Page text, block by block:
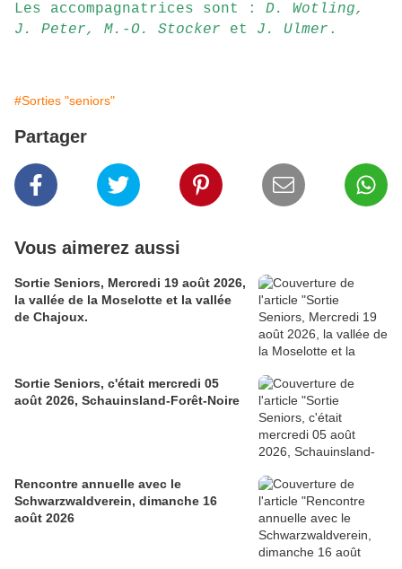
Les accompagnatrices sont : D. Wotling,
J. Peter, M.-O. Stocker et J. Ulmer .
#Sorties "seniors"
Partager
Vous aimerez aussi
Sortie Seniors, Mercredi 19 août 2026,
la vallée de la Moselotte et la vallée
de Chajoux.
Sortie Seniors, c'était mercredi 05
août 2026, Schauinsland-Forêt-Noire
Rencontre annuelle avec le
Schwarzwaldverein, dimanche 16
août 2026